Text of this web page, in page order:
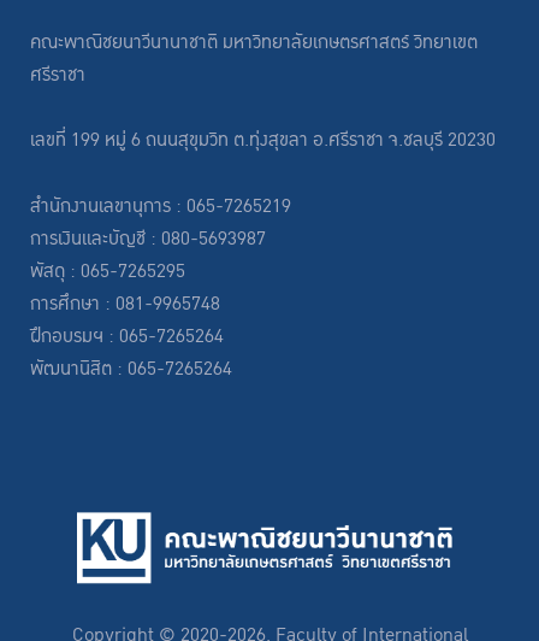
คณะพาณิชยนาวีนานาชาติ มหาวิทยาลัยเกษตรศาสตร์ วิทยาเขต
ศรีราชา
เลขที่ 199 หมู่ 6 ถนนสุขุมวิท ต.ทุ่งสุขลา อ.ศรีราชา จ.ชลบุรี 20230
สำนักงานเลขานุการ : 065-7265219
การเงินและบัญชี : 080-5693987
พัสดุ : 065-7265295
การศึกษา : 081-9965748
ฝึกอบรมฯ : 065-7265264
พัฒนานิสิต : 065-7265264